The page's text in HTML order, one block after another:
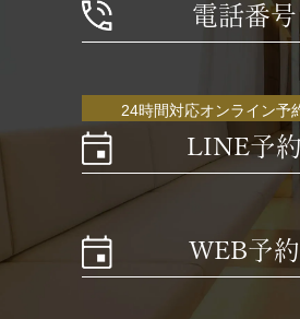
電話番号
24時間対応オンライン予
LINE予約
WEB予約